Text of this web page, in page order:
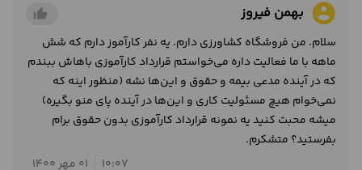
account_circle بهمن فیروز thumb_up_alt
سلام. من فروشگاه کشاورزی دارم. یه نفر کارآموز دارم که شش
ماهه با ما فعالیت داره می‌خواستم قرارداد کارآموزی باهاش ببندم
که در آینده مدعی بیمه و حقوق و این‌ها نشه (منظور اینه که
نمی‌خوام هیچ مسئولیت کاری و این‌ها در آینده پای منو بگیره)
میشه محبت کنید یه نمونه قرارداد کارآموزی بدون حقوق برام
بفرستید؟ متشکرم.
10:07
01 مهر 1400